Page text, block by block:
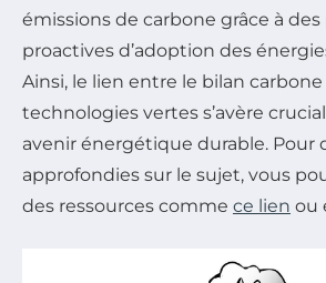
émissions de carbone grâce à
proactives d’adoption des
Ainsi, le lien entre le bilan carbone
technologies vertes s’avère
avenir énergétique durable. Pour
approfondies sur le sujet, vous
des ressources comme ce lien ou